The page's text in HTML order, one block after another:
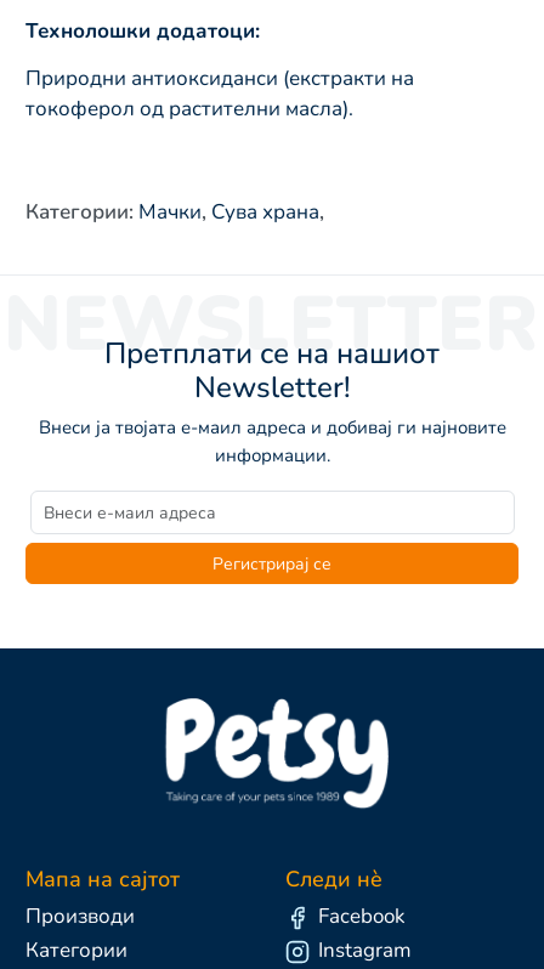
Технолошки додатоци:
Природни антиоксиданси (екстракти на
токоферол од растителни масла).
Категории: Мачки, Сува храна,
NEWSLETTER
Претплати се на нашиот
Newsletter!
Внеси ја твојата е-маил адреса и добивај ги најновите
информации.
Регистрирај се
Мапа на сајтот
Производи
Категории
Следи нè
Facebook
Instagram